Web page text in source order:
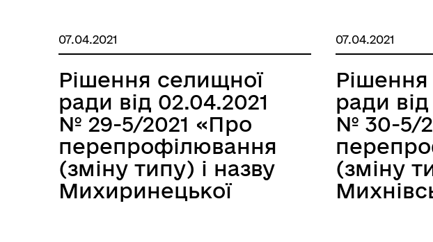
школи І-ІІ ступенів
Теофіпольської
селищної ради»
07.04.2021
Рішення селищної
ради від 02.04.2021
№ 29-5/2021 «Про
перепрофілювання
(зміну типу) і назву
Михиринецької
07.04.2021
ради
№ 30-5/
(зміну